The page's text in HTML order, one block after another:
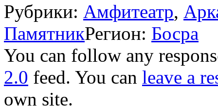
Рубрики: Амфитеатр,
ПамятникРегион: Босра
You can follow any
2.0 feed. You can leave a
own site.